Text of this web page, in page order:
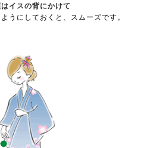
イスの背にかけて
うにしておくと、スムーズです。